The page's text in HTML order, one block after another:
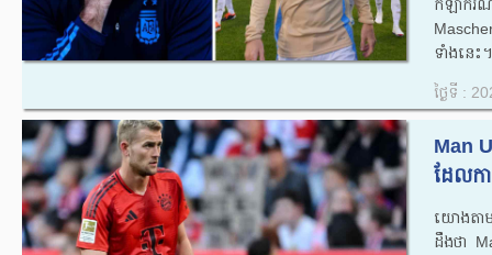
កីឡាករ
ទាំងនេះ
ថ្ងៃទី :
Man
ដែល​កា
យោងតា
ដឹងថា